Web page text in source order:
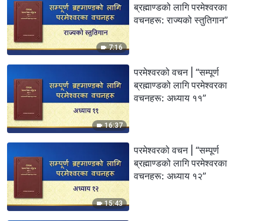
7:16
ब्रह्माण्डको लागि परमेश्‍वरका
वचनहरू: राज्यको स्तुतिगान”
16:37
परमेश्‍वरको वचन | “सम्पूर्ण
ब्रह्माण्डको लागि परमेश्‍वरका
वचनहरू: अध्याय ११”
15:43
परमेश्‍वरको वचन | “सम्पूर्ण
ब्रह्माण्डको लागि परमेश्‍वरका
वचनहरू: अध्याय १२”